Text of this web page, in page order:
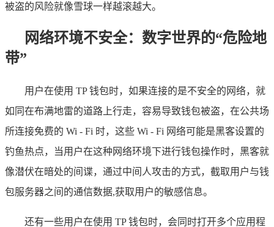
被盗的风险就像雪球一样越滚越大。
网络环境不安全：数字世界的“危险地
带”
用户在使用 TP 钱包时，如果连接的是不安全的网络，就
如同在布满地雷的道路上行走，容易导致钱包被盗，在公共场
所连接免费的 Wi - Fi 时，这些 Wi - Fi 网络可能是黑客设置的
钓鱼热点，当用户在这种网络环境下进行钱包操作时，黑客就
像潜伏在暗处的间谍，通过中间人攻击的方式，截取用户与钱
包服务器之间的通信数据,获取用户的敏感信息。
还有一些用户在使用 TP 钱包时，会同时打开多个应用程